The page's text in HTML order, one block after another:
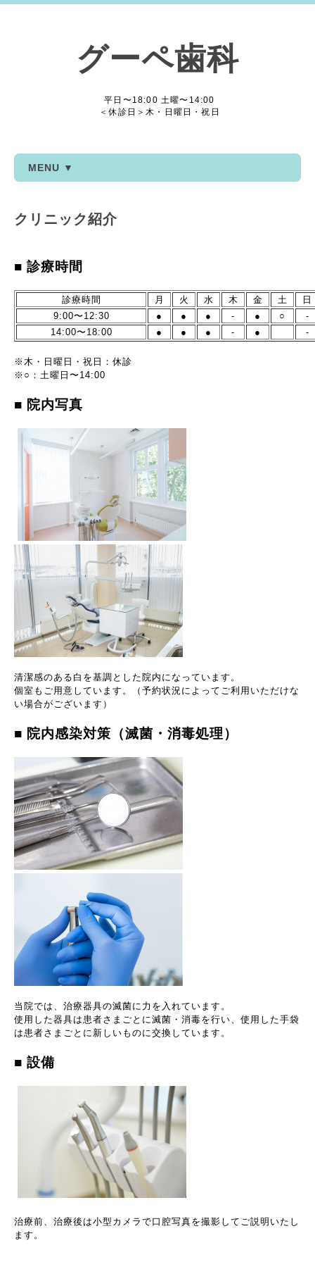
グーペ歯科
平日〜18:00 土曜〜14:00
＜休診日＞木・日曜日・祝日
MENU ▼
クリニック紹介
■ 診療時間
診療時間 月 火 水 木 金 土
日
9:00〜12:30
● ● ● - ● ○
-
14:00〜18:00
● ● ● - ● -
※木・日曜日・祝日：休診
※○：土曜日〜14:00
■ 院内写真
清潔感のある白を基調とした院内になっています。
個室もご用意しています。（予約状況によってご利用いただけな
い場合がございます）
■ 院内感染対策（滅菌・消毒処理）
当院では、治療器具の滅菌に力を入れています。
使用した器具は患者さまごとに滅菌・消毒を行い、使用した手袋
は患者さまごとに新しいものに交換しています。
■ 設備
治療前、治療後は小型カメラで口腔写真を撮影してご説明いたし
ます。